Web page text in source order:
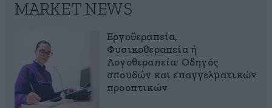
MARKET NEWS
Εργοθεραπεία,
Φυσικοθεραπεία ή
Λογοθεραπεία; Οδηγός
σπουδών και επαγγελματικών
προοπτικών